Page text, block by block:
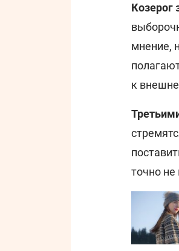
Козерог
мнение,
к
точно не